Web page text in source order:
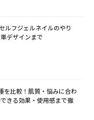
ルフジェルネイルのやり
デザインまで
を比較！肌質・悩みに合わ
きる効果・使用感まで徹